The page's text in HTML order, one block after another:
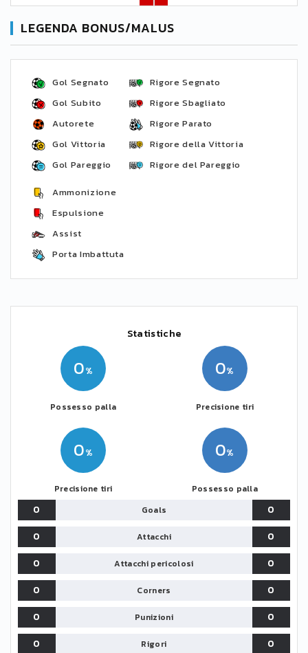
LEGENDA BONUS/MALUS
Gol Segnato
Gol Subito
Autorete
Gol Vittoria
Gol Pareggio
Rigore Segnato
Rigore Sbagliato
Rigore Parato
Rigore della Vittoria
Rigore del Pareggio
Ammonizione
Espulsione
Assist
Porta Imbattuta
Statistiche
0
Possesso palla
0
Precisione tiri
0
Possesso palla
0
Precisione tiri
0 Goals
0
0
Attacchi
0
0
Attacchi pericolosi
0
0
Corners
0
0
Punizioni
0
0
Rigori 0